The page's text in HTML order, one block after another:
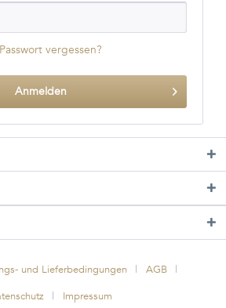
Passwort vergessen?
Anmelden
und Lieferbedingungen
AGB
Impressum